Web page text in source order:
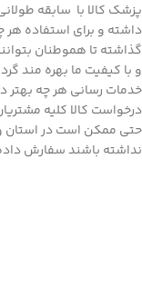
پزشک کالا با سابقه
داشته و برای استفاده هر
گذاشته تا هموطنان
خدمات رسانی هر چه بهتر
درخواست کالا کلیه
حتی ممکن است در استان و
نداشته باشند سفارش داده